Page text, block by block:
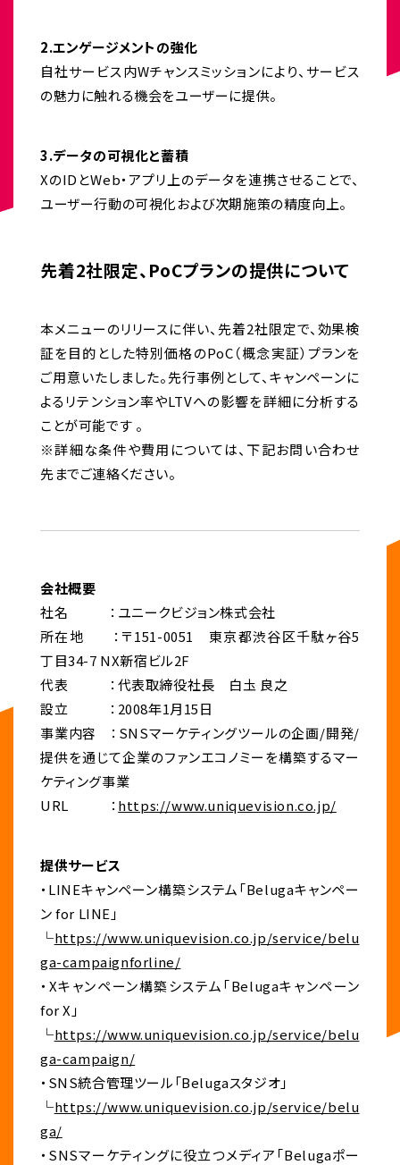
2.エンゲージメントの強化
自社サービス内Wチャンスミッションにより、サービス
の魅力に触れる機会をユーザーに提供。
3.データの可視化と蓄積
XのIDとWeb・アプリ上のデータを連携させることで、
ユーザー行動の可視化および次期施策の精度向上。
先着2社限定、PoCプランの提供について
本メニューのリリースに伴い、先着2社限定で、効果検
証を目的とした特別価格のPoC（概念実証）プランを
ご用意いたしました。先行事例として、キャンペーンに
よるリテンション率やLTVへの影響を詳細に分析する
ことが可能です 。
※詳細な条件や費用については、下記お問い合わせ
先までご連絡ください。
会社概要
社名 ：ユニークビジョン株式会社
所在地 ：〒151-0051 東京都渋谷区千駄ヶ谷5
丁目34-7 NX新宿ビル2F
代表 ：代表取締役社長 白圡 良之
設立 ：2008年1月15日
事業内容 ：SNSマーケティングツールの企画/開発/
提供を通じて企業のファンエコノミーを構築するマー
ケティング事業
URL ： https://www.uniquevision.co.jp/
提供サービス
・LINEキャンペーン構築システム「Belugaキャンペー
ン for LINE」
└https://www.uniquevision.co.jp/service/belu
ga-campaignforline/
・Xキャンペーン構築システム「Belugaキャンペーン
for X」
└https://www.uniquevision.co.jp/service/belu
ga-campaign/
・SNS統合管理ツール「Belugaスタジオ」
└https://www.uniquevision.co.jp/service/belu
ga/
・SNSマーケティングに役立つメディア「Belugaポー